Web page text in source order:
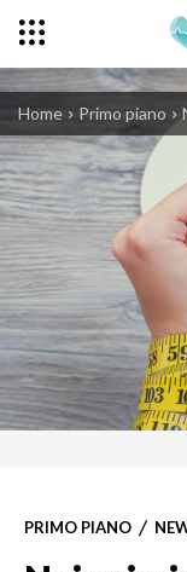
Home Primo piano
PRIMO PIANO